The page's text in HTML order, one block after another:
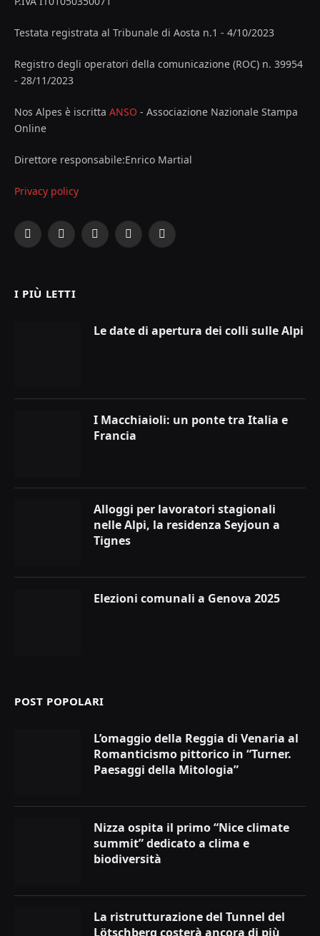
Testata registrata al Tribunale di Aosta n.1 - 4/10/2023
Registro degli operatori della comunicazione (ROC) n. 39954
- 28/11/2023
Nos Alpes è iscritta ANSO - Associazione Nazionale Stampa
Online
Direttore responsabile:Enrico Martial
Privacy policy
Facebook
X
InstagramYouTubeLinkedIn
I PIÙ LETTI
Le date di apertura dei colli sulle Alpi
I Macchiaioli: un ponte tra Italia e
Francia
Alloggi per lavoratori stagionali
nelle Alpi, la residenza Seyjoun a
Tignes
Elezioni comunali a Genova 2025
POST POPOLARI
L’omaggio della Reggia di Venaria al
Romanticismo pittorico in “Turner.
Paesaggi della Mitologia”
Nizza ospita il primo “Nice climate
summit” dedicato a clima e
biodiversità
La ristrutturazione del Tunnel del
Lötschberg costerà ancora di più